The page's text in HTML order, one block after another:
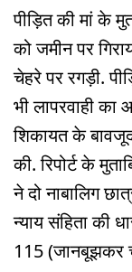
पीड़ित की मां के
को जमीन पर
चेहरे पर रगड़ी.
भी लापरवाही
शिकायत के
की. रिपोर्ट के
ने दो नाबालिग
न्याय संहिता की
115 (जानबूझकर